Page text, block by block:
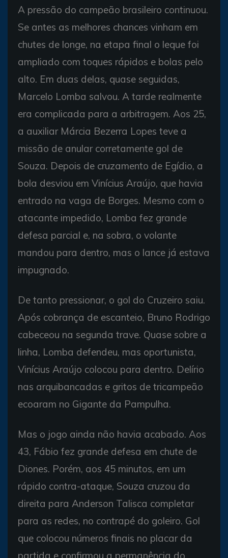
A pressão do campeão brasileiro continuou.
Se antes as melhores chances vinham em
chutes de longe, na etapa final o leque foi
ampliado com toques rápidos e bolas pelo
alto. Em duas delas, quase seguidas,
Marcelo Lomba salvou. A tarde realmente
era complicada para a arbitragem. Aos 25,
a auxiliar Márcia Bezerra Lopes teve a
missão de anular corretamente gol de
Souza. Depois de cruzamento de Egídio, a
bola desviou em Vinícius Araújo, que havia
entrado na vaga de Borges. Mesmo com o
atacante impedido, Lomba fez grande
defesa parcial e, na sobra, o volante
mandou para dentro, mas o lance já estava
impugnado.
De tanto pressionar, o gol do Cruzeiro saiu.
Após cobrança de escanteio, Bruno Rodrigo
cabeceou na segunda trave. Quase sobre a
linha, Lomba defendeu, mas oportunista,
Vinícius Araújo colocou para dentro. Delírio
nas arquibancadas e gritos de tricampeão
ecoaram no Gigante da Pampulha.
Mas o jogo ainda não havia acabado. Aos
43, Fábio fez grande defesa em chute de
Diones. Porém, aos 45 minutos, em um
rápido contra-ataque, Souza cruzou da
direita para Anderson Talisca completar
para as redes, no contrapé do goleiro. Gol
que colocou números finais no placar da